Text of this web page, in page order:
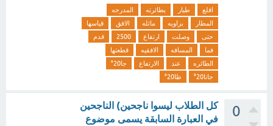
اقلع طيار بطائرته
المدرجه
المطار
بزاويه مائله الافق
قياسها
حتى
وصلت ارتفاع 2500
قدم
فما
المسافه الافقيه
قطعتها
الطائره
عند الارتفاع
جا20°
جاتا20°
ظا20°
0
‏كل الطلاب ليسوا ناجحين) ‏الناجحين
في العبارة السابقة يسمى موضوع